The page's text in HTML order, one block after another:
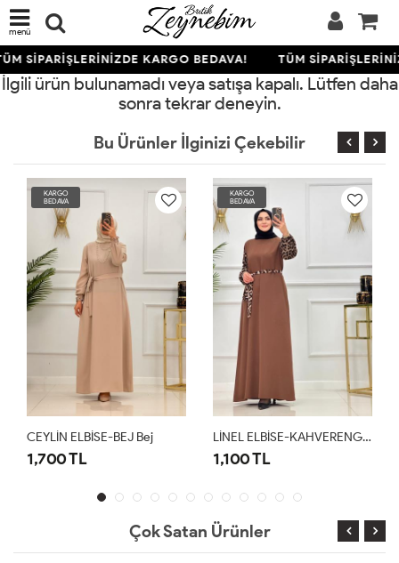
menü
SİPARİŞLERİNİZDE KARGO BEDAVA! TÜM
İlgili ürün bulunamadı veya satışa kapalı. Lütfen daha
sonra tekrar deneyin.
Bu Ürünler İlginizi Çekebilir
KARGO
BEDAVA
CEYLİN ELBİSE-BEJ Bej
1,700 TL
KARGO
BEDAVA
LİNEL ELBİSE-KAHVERENGİ Kahverengi
1,100 TL
Çok Satan Ürünler